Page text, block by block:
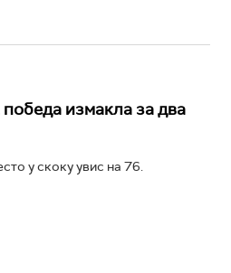
измакла за два
у скоку увис на 76.